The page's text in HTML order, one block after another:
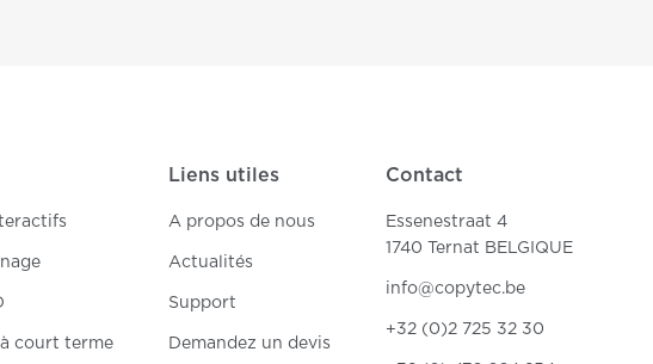
à court terme
Liens utiles
A propos de nous
Actualités
Support
Demandez un devis
Contact
Essenestraat 4
1740 Ternat BELGIQUE
info@copytec.be
+32 (0)2 725 32 30